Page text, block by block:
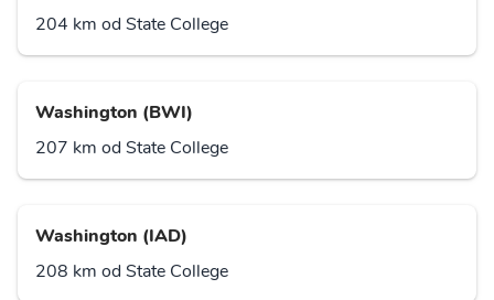
204 km od State College
Washington (BWI)
207 km od State College
Washington (IAD)
208 km od State College